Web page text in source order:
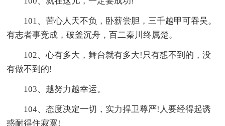
101、苦心人天不负，卧薪尝胆，三千越甲可吞吴。
有志者事竞成，破釜沉舟，百二秦川终属楚。
102、心有多大，舞台就有多大!只有想不到的，没
有做不到的!
103、越努力越幸运。
104、态度决定一切，实力捍卫尊严!人要经得起诱
惑耐得住寂寞!